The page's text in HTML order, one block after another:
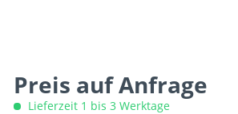
Preis auf Anfrage
Lieferzeit 1 bis 3 Werktage